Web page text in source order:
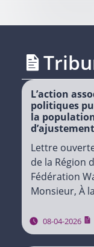
L’action
politiques
la
Lettre
de la Région
Fédération
Monsieur, À
de…08-04-2026